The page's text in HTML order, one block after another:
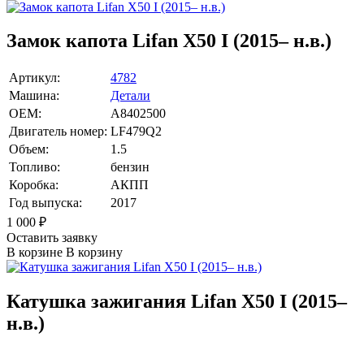
Замок капота Lifan X50 I (2015– н.в.)
Артикул:
4782
Машина:
Детали
OEM:
A8402500
Двигатель номер: LF479Q2
Объем:
1.5
Топливо:
бензин
Коробка:
АКПП
Год выпуска:
2017
1 000 ₽
Оставить заявку
В корзине В корзину
Катушка зажигания Lifan X50 I (2015–
н.в.)